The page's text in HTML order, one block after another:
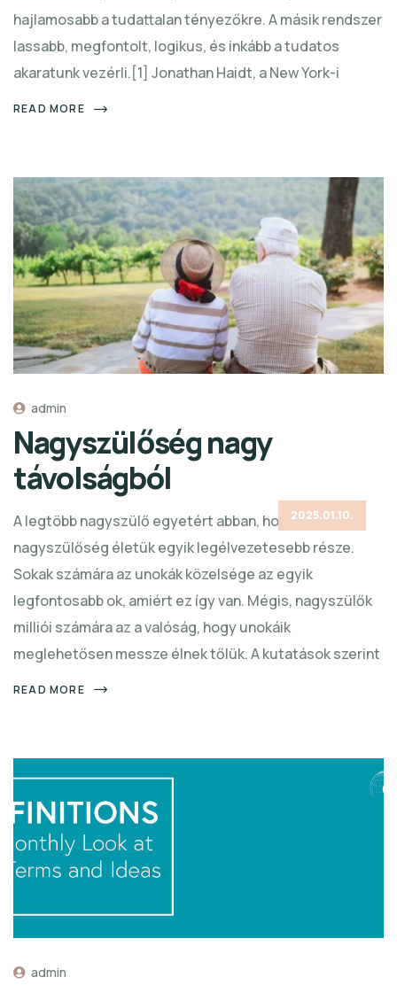
hajlamosabb a tudattalan tényezőkre. A másik rendszer
lassabb, megfontolt, logikus, és inkább a tudatos
akaratunk vezérli.[1] Jonathan Haidt, a New York-i
READ MORE
admin
Nagyszülőség nagy
távolságból
A legtöbb nagyszülő egyetért abban, hogy a
nagyszülőség életük egyik legélvezetesebb része.
Sokak számára az unokák közelsége az egyik
legfontosabb ok, amiért ez így van. Mégis, nagyszülők
milliói számára az a valóság, hogy unokáik
meglehetősen messze élnek tőlük. A kutatások szerint
READ MORE
2025.01.10.
admin